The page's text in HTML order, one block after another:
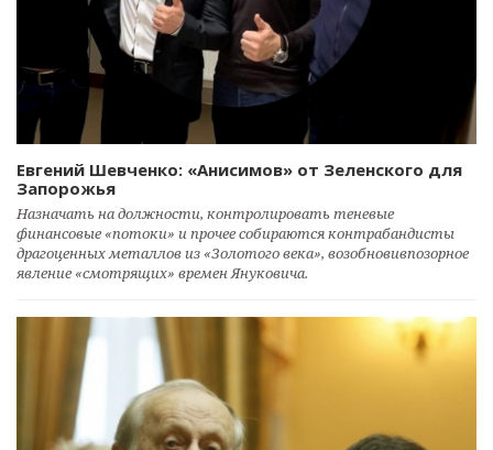
Евгений Шевченко: «Анисимов» от Зеленского для
Запорожья
Назначать на должности, контролировать теневые
финансовые «потоки» и прочее собираются контрабандисты
драгоценных металлов из «Золотого века», возобновивпозорное
явление «смотрящих» времен Януковича.